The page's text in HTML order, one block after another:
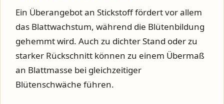
Ein Überangebot an Stickstoff fördert vor allem
das Blattwachstum, während die Blütenbildung
gehemmt wird. Auch zu dichter Stand oder zu
starker Rückschnitt können zu einem Übermaß
an Blattmasse bei gleichzeitiger
Blütenschwäche führen.